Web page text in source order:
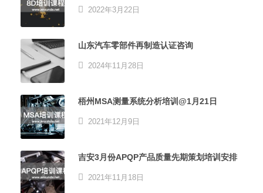
2022年3月22日
山东汽车零部件再制造认证咨询
2024年11月28日
梧州MSA测量系统分析培训@1月21日
2021年12月9日
吉安3月份APQP产品质量先期策划培训安排
2021年11月18日